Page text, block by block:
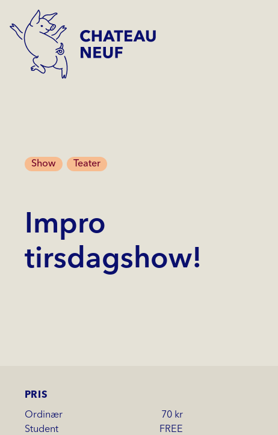
Show Teater
Impro
tirsdagshow!
PRIS
Ordinær
70 kr
Student
FREE